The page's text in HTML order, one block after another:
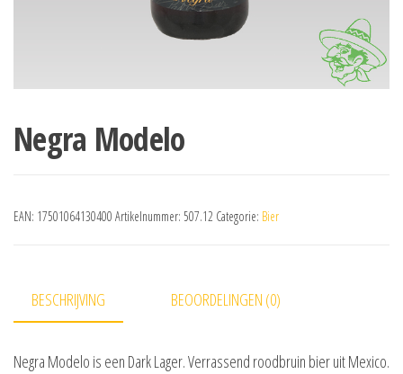
Negra Modelo
EAN: 17501064130400 Artikelnummer: 507.12 Categorie: Bier
BESCHRIJVING BEOORDELINGEN (0)
Negra Modelo is een Dark Lager. Verrassend roodbruin bier uit Mexico.